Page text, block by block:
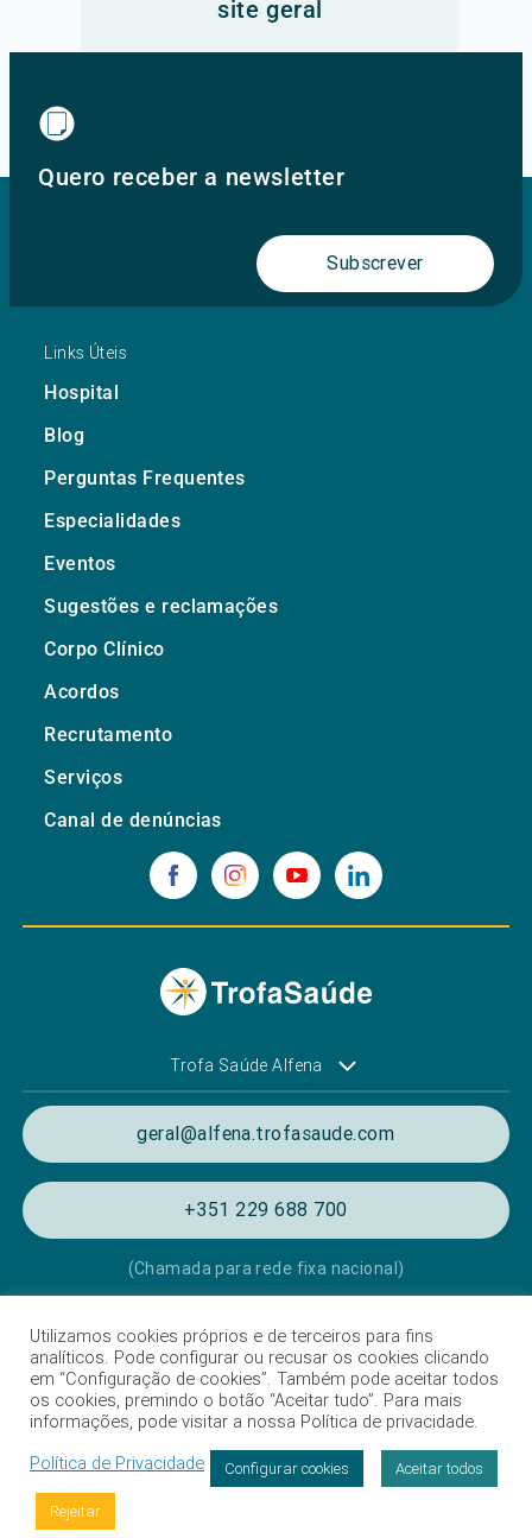
site geral
Quero receber a newsletter
Subscrever
Links Úteis
Hospital
Blog
Perguntas Frequentes
Especialidades
Eventos
Sugestões e reclamações
Corpo Clínico
Acordos
Recrutamento
Serviços
Canal de denúncias
Trofa Saúde Alfena
geral@alfena.trofasaude.com
+351 229 688 700
(Chamada para rede fixa nacional)
Política de Privacidade e de Cookies
Termos e condições de utilização
Listagem das Unidades Hospitalares
Proteção de Dados
Livro de Reclamações
Utilizamos cookies próprios e de terceiros para fins
analíticos. Pode configurar ou recusar os cookies clicando
em “Configuração de cookies”. Também pode aceitar todos
os cookies, premindo o botão “Aceitar tudo”. Para mais
informações, pode visitar a nossa Política de privacidade.
Política de Privacidade
Configurar cookies Aceitar todos
Rejeitar